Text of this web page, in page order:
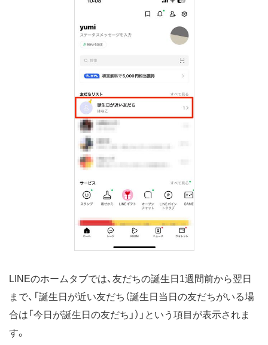
LINEのホームタブでは、友だちの誕生日1週間前から翌日
まで、「誕生日が近い友だち（誕生日当日の友だちがいる場
合は「今日が誕生日の友だち」）」という項目が表示されま
す。